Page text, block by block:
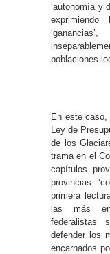
‘autonomía y
exprimiendo
poblaciones
En este
Ley de
de los
trama en el
capítulos
provincias
primera
las más
federalistas
defender los
encarnados